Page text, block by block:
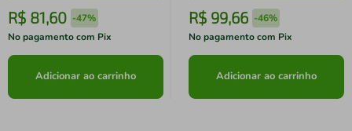
R$ 81,60 -47%
No pagamento com Pix
Adicionar ao carrinho
R$ 99,66 -46%
No pagamento com Pix
Adicionar ao carrinho